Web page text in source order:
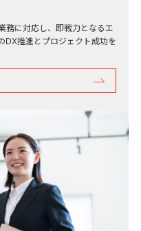
務に対応し、即戦力となるエ
DX推進とプロジェクト成功を